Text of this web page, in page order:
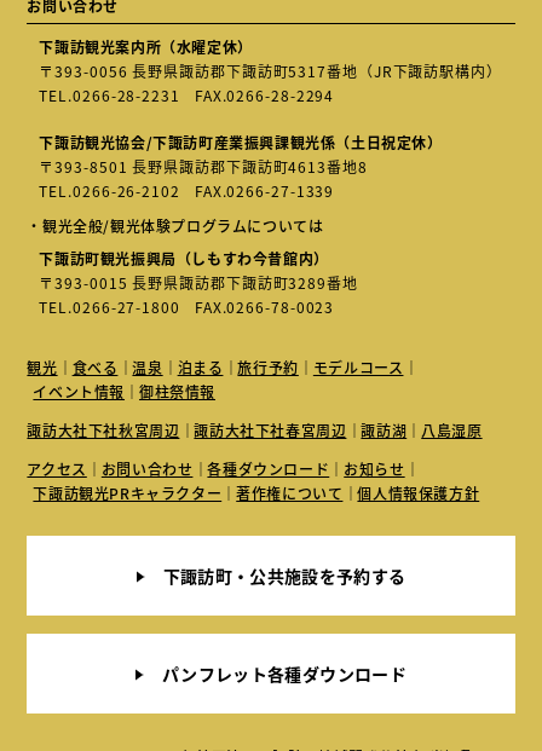
お問い合わせ
下諏訪観光案内所（水曜定休）
〒393-0056 長野県諏訪郡下諏訪町5317番地（JR下諏訪駅構内）
TEL.0266-28-2231 FAX.0266-28-2294
下諏訪観光協会/下諏訪町産業振興課観光係（土日祝定休）
〒393-8501 長野県諏訪郡下諏訪町4613番地8
TEL.0266-26-2102
FAX.0266-27-1339
・観光全般/観光体験プログラムについては
下諏訪町観光振興局（しもすわ今昔館内）
〒393-0015 長野県諏訪郡下諏訪町3289番地
TEL.0266-27-1800 FAX.0266-78-0023
観光 食べる 温泉 泊まる 旅行予約
モデルコース
イベント情報
御柱祭情報
諏訪大社下社秋宮周辺
諏訪大社下社春宮周辺 諏訪湖
八島湿原
アクセス
お問い合わせ 各種ダウンロード
お知らせ
下諏訪観光PRキャラクター
著作権について 個人情報保護方針
下諏訪町・公共施設を予約する
パンフレット各種ダウンロード